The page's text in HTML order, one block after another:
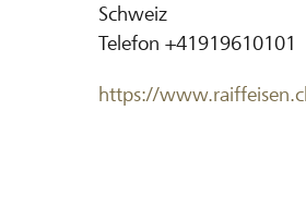
Schweiz
Telefon +41919610101
https://